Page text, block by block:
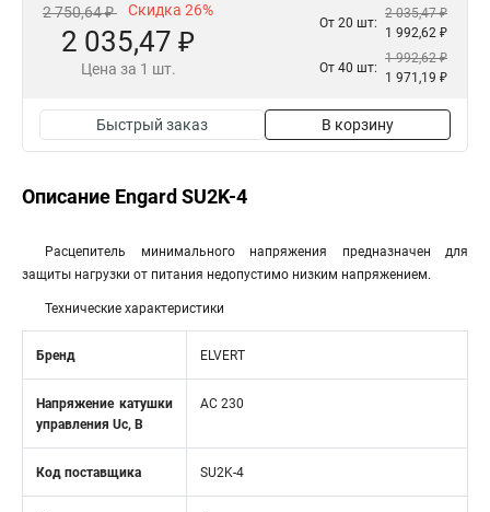
2 750,64 ₽ Скидка 26%
2 035,47 ₽
Цена за 1 шт.
От 20 шт:
2 035,47 ₽
1 992,62 ₽
От 40 шт:
1 992,62 ₽
1 971,19 ₽
Быстрый заказ В корзину
Описание Engard SU2K-4
Расцепитель минимального напряжения предназначен для
защиты нагрузки от питания недопустимо низким напряжением.
Технические характеристики
Бренд ELVERT
Напряжение катушки
управления Uc, В
AC 230
Код поставщика SU2K-4